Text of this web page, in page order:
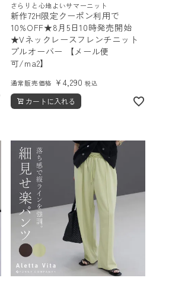
さらりと心地よいサマーニット
新作72H限定クーポン利用で
10%OFF★8月5日10時発売開始
★Vネックレースフレンチニット
プルオーバー 【メール便
可/ma2】
通常販売価格 ¥ 4,290 税込
カートに入れる